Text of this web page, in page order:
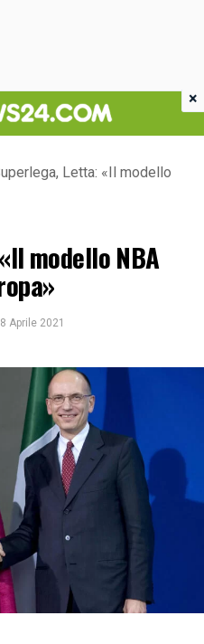
Letta: «Il modello
modello NBA
Aprile 2021
×